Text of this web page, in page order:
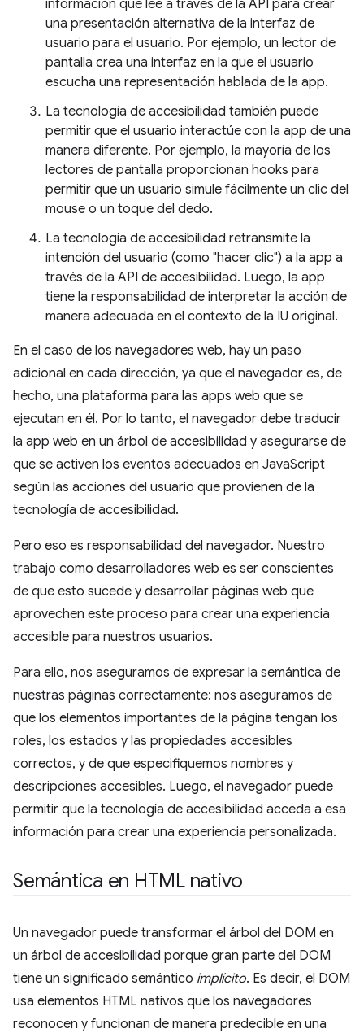
información que lee a través de la API para crear
una presentación alternativa de la interfaz de
usuario para el usuario. Por ejemplo, un lector de
pantalla crea una interfaz en la que el usuario
escucha una representación hablada de la app.
La tecnología de accesibilidad también puede
permitir que el usuario interactúe con la app de una
manera diferente. Por ejemplo, la mayoría de los
lectores de pantalla proporcionan hooks para
permitir que un usuario simule fácilmente un clic del
mouse o un toque del dedo.
La tecnología de accesibilidad retransmite la
intención del usuario (como "hacer clic") a la app a
través de la API de accesibilidad. Luego, la app
tiene la responsabilidad de interpretar la acción de
manera adecuada en el contexto de la IU original.
En el caso de los navegadores web, hay un paso
adicional en cada dirección, ya que el navegador es, de
hecho, una plataforma para las apps web que se
ejecutan en él. Por lo tanto, el navegador debe traducir
la app web en un árbol de accesibilidad y asegurarse de
que se activen los eventos adecuados en JavaScript
según las acciones del usuario que provienen de la
tecnología de accesibilidad.
Pero eso es responsabilidad del navegador. Nuestro
trabajo como desarrolladores web es ser conscientes
de que esto sucede y desarrollar páginas web que
aprovechen este proceso para crear una experiencia
accesible para nuestros usuarios.
Para ello, nos aseguramos de expresar la semántica de
nuestras páginas correctamente: nos aseguramos de
que los elementos importantes de la página tengan los
roles, los estados y las propiedades accesibles
correctos, y de que especifiquemos nombres y
descripciones accesibles. Luego, el navegador puede
permitir que la tecnología de accesibilidad acceda a esa
información para crear una experiencia personalizada.
Semántica en HTML nativo
Un navegador puede transformar el árbol del DOM en
un árbol de accesibilidad porque gran parte del DOM
tiene un significado semántico implícito. Es decir, el DOM
usa elementos HTML nativos que los navegadores
reconocen y funcionan de manera predecible en una